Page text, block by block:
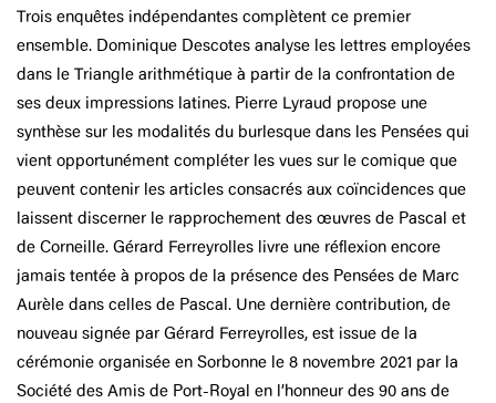
Trois enquêtes indépendantes complètent ce premier
ensemble. Dominique Descotes analyse les lettres employées
dans le Triangle arithmétique à partir de la confrontation de
ses deux impressions latines. Pierre Lyraud propose une
synthèse sur les modalités du burlesque dans les Pensées qui
vient opportunément compléter les vues sur le comique que
peuvent contenir les articles consacrés aux coïncidences que
laissent discerner le rapprochement des œuvres de Pascal et
de Corneille. Gérard Ferreyrolles livre une réflexion encore
jamais tentée à propos de la présence des Pensées de Marc
Aurèle dans celles de Pascal. Une dernière contribution, de
nouveau signée par Gérard Ferreyrolles, est issue de la
cérémonie organisée en Sorbonne le 8 novembre 2021 par la
Société des Amis de Port-Royal en l’honneur des 90 ans de